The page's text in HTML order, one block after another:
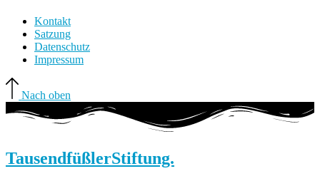
Kontakt
Satzung
Datenschutz
Impressum
Nach oben
TausendfüßlerStiftung.